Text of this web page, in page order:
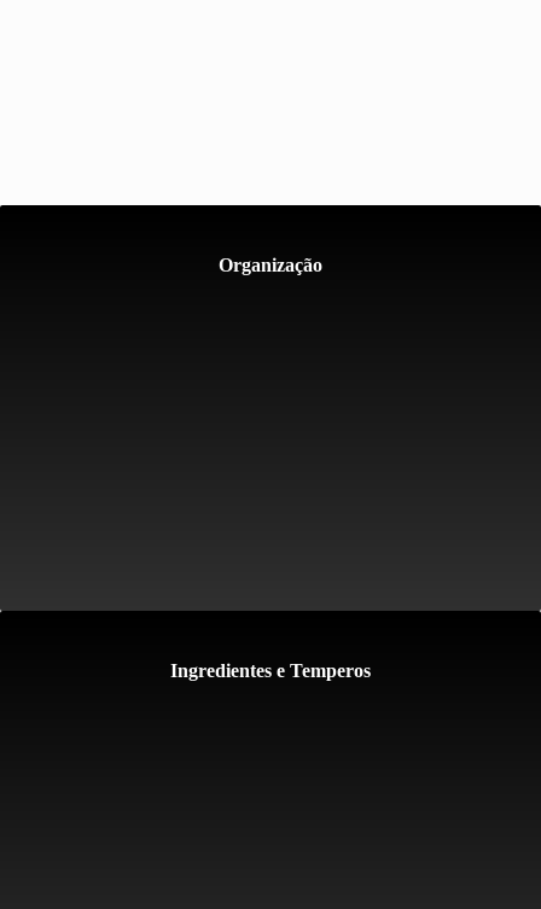
Organização
Ingredientes e Temperos